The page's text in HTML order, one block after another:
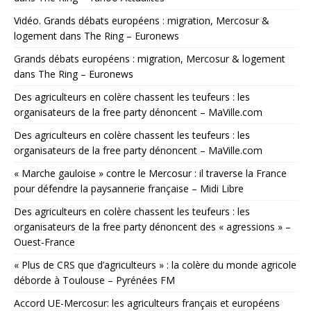
Vidéo. Grands débats européens : migration, Mercosur &
logement dans The Ring – Euronews
Grands débats européens : migration, Mercosur & logement
dans The Ring – Euronews
Des agriculteurs en colère chassent les teufeurs : les
organisateurs de la free party dénoncent – MaVille.com
Des agriculteurs en colère chassent les teufeurs : les
organisateurs de la free party dénoncent – MaVille.com
« Marche gauloise » contre le Mercosur : il traverse la France
pour défendre la paysannerie française – Midi Libre
Des agriculteurs en colère chassent les teufeurs : les
organisateurs de la free party dénoncent des « agressions » –
Ouest-France
« Plus de CRS que d’agriculteurs » : la colère du monde agricole
déborde à Toulouse – Pyrénées FM
Accord UE-Mercosur: les agriculteurs français et européens